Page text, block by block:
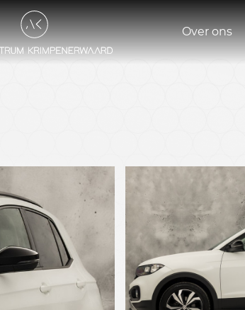
Over ons